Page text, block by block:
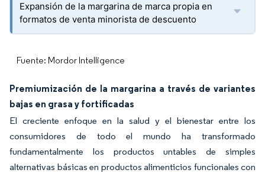
Expansión de la margarina de marca propia en
formatos de venta minorista de descuento
Fuente: Mordor Intelligence
Premiumización de la margarina a través de variantes
bajas en grasa y fortificadas
El creciente enfoque en la salud y el bienestar entre los
consumidores de todo el mundo ha transformado
fundamentalmente los productos untables de simples
alternativas básicas en productos alimenticios funcionales con